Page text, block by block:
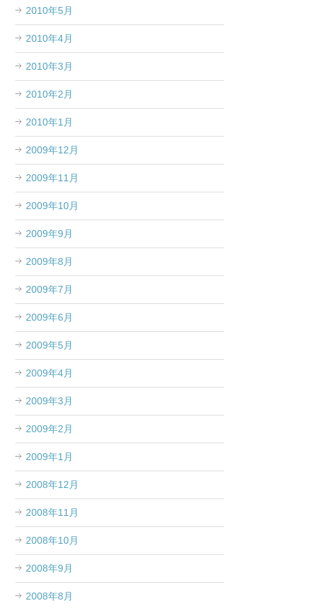
2010年5月
2010年4月
2010年3月
2010年2月
2010年1月
2009年12月
2009年11月
2009年10月
2009年9月
2009年8月
2009年7月
2009年6月
2009年5月
2009年4月
2009年3月
2009年2月
2009年1月
2008年12月
2008年11月
2008年10月
2008年9月
2008年8月